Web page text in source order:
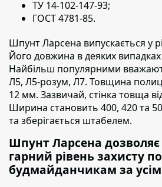
ТУ 14-102-147-93;
ГОСТ 4781-85.
Шпунт Ларсена випускається у
Його довжина в деяких
Найбільш популярними
Л5, Л5-розум, Л7. Товщина
12 мм. Зазвичай, стінка товща
Ширина становить 400, 420 та
та зберігається штабелем.
Шпунт Ларсена
гарний рівень захисту
будмайданчикам за